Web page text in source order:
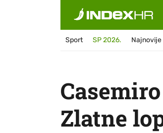
Sport SP 2026. Najnovije
Zlatne